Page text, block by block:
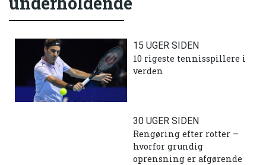
15 UGER SIDEN
10 rigeste tennisspillere i
verden
30 UGER SIDEN
Rengøring efter rotter –
hvorfor grundig
oprensning er afgørende